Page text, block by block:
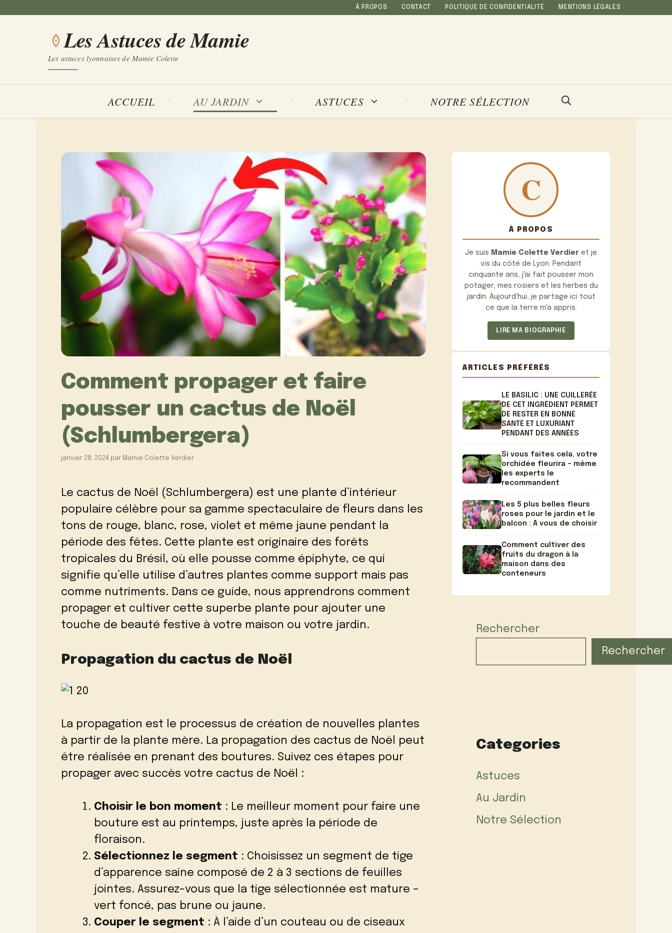
À PROPOS CONTACT POLITIQUE DE CONFIDENTIALITÉ MENTIONS LÉGALES
Les Astuces de Mamie
Les astuces lyonnaises de Mamie Colette
ACCUEIL AU JARDIN ASTUCES NOTRE SÉLECTION
Comment propager et faire
pousser un cactus de Noël
(Schlumbergera)
janvier 28, 2024 par Mamie Colette Verdier
Le cactus de Noël (Schlumbergera) est une plante d’intérieur
populaire célèbre pour sa gamme spectaculaire de fleurs dans les
tons de rouge, blanc, rose, violet et même jaune pendant la
période des fêtes. Cette plante est originaire des forêts
tropicales du Brésil, où elle pousse comme épiphyte, ce qui
signifie qu’elle utilise d’autres plantes comme support mais pas
comme nutriments. Dans ce guide, nous apprendrons comment
propager et cultiver cette superbe plante pour ajouter une
touche de beauté festive à votre maison ou votre jardin.
Propagation du cactus de Noël
La propagation est le processus de création de nouvelles plantes
à partir de la plante mère. La propagation des cactus de Noël peut
être réalisée en prenant des boutures. Suivez ces étapes pour
propager avec succès votre cactus de Noël :
Choisir le bon moment : Le meilleur moment pour faire une
bouture est au printemps, juste après la période de
floraison.
Sélectionnez le segment : Choisissez un segment de tige
d’apparence saine composé de 2 à 3 sections de feuilles
jointes. Assurez-vous que la tige sélectionnée est mature –
vert foncé, pas brune ou jaune.
Couper le segment : À l’aide d’un couteau ou de ciseaux
À PROPOS
Je suis Mamie Colette Verdier et je
vis du côté de Lyon. Pendant
cinquante ans, j'ai fait pousser mon
potager, mes rosiers et les herbes du
jardin. Aujourd'hui, je partage ici tout
ce que la terre m'a appris.
LIRE MA BIOGRAPHIE
ARTICLES PRÉFÉRÉS
LE BASILIC : UNE CUILLERÉE
DE CET INGRÉDIENT PERMET
DE RESTER EN BONNE
SANTÉ ET LUXURIANT
PENDANT DES ANNÉES
Si vous faites cela, votre
orchidée fleurira – même
les experts le
recommandent
Les 5 plus belles fleurs
roses pour le jardin et le
balcon : A vous de choisir
Comment cultiver des
fruits du dragon à la
maison dans des
conteneurs
Rechercher
Rechercher
Categories
Astuces
Au Jardin
Notre Sélection